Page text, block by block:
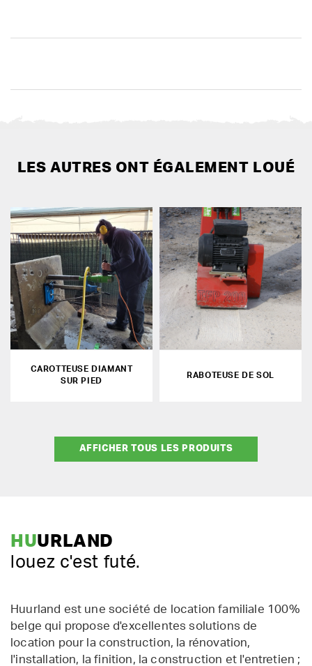
LES AUTRES ONT ÉGALEMENT LOUÉ
CAROTTEUSE DIAMANT
SUR PIED
RABOTEUSE DE SOL
AFFICHER TOUS LES PRODUITS
HUURLAND
louez c'est futé.
Huurland est une société de location familiale 100%
belge qui propose d'excellentes solutions de
location pour la construction, la rénovation,
l'installation, la finition, la construction et l'entretien ;